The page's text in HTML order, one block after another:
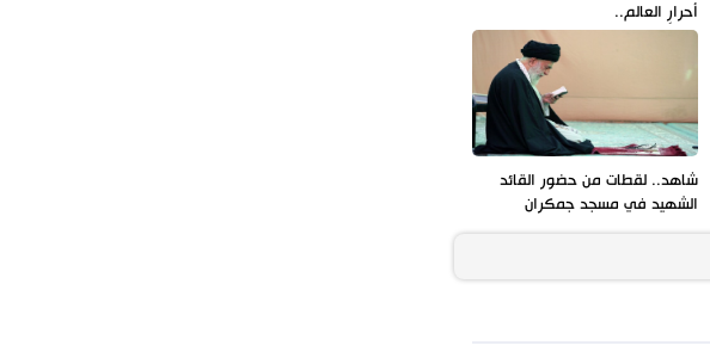
أحرارِ العالم..
شاهد.. لقطات من حضور القائد
الشهيد في مسجد جمكران